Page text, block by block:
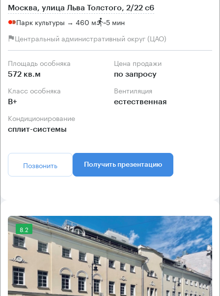
Москва, улица Льва Толстого, 2/22 с6
Парк культуры → 460 м ~5 мин
Центральный административный округ (ЦАО)
Площадь особняка
572 кв.м
Цена продажи
по запросу
Класс особняка
B+
Вентиляция
естественная
Кондиционирование
сплит-системы
Позвонить Получить презентацию
8.2